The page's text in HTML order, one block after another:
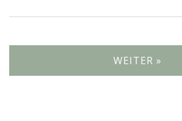
WEITER »